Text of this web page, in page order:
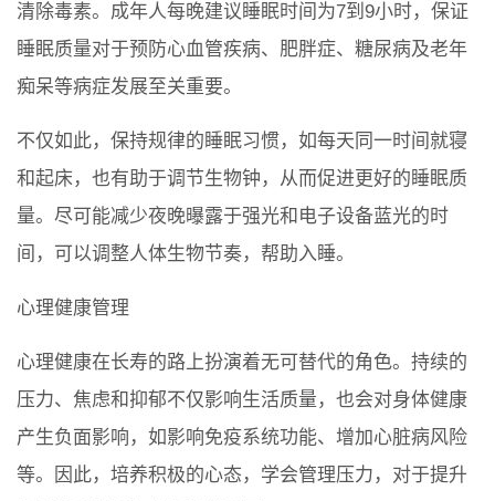
清除毒素。成年人每晚建议睡眠时间为7到9小时，保证
睡眠质量对于预防心血管疾病、肥胖症、糖尿病及老年
痴呆等病症发展至关重要。
不仅如此，保持规律的睡眠习惯，如每天同一时间就寝
和起床，也有助于调节生物钟，从而促进更好的睡眠质
量。尽可能减少夜晚曝露于强光和电子设备蓝光的时
间，可以调整人体生物节奏，帮助入睡。
心理健康管理
心理健康在长寿的路上扮演着无可替代的角色。持续的
压力、焦虑和抑郁不仅影响生活质量，也会对身体健康
产生负面影响，如影响免疫系统功能、增加心脏病风险
等。因此，培养积极的心态，学会管理压力，对于提升